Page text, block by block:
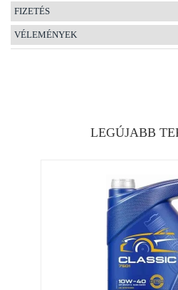
FIZETÉS
VÉLEMÉNYEK
LEGÚJABB